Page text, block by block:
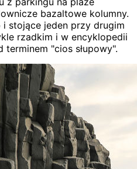
bazaltowe kolumny.
stojące jeden przy drugim
rzadkim i w encyklopedii
"cios słupowy".